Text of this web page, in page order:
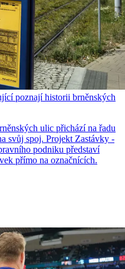
poznají historii brněnských
ulic přichází na řadu
svůj spoj. Projekt Zastávky -
podniku představí
přímo na označnících.